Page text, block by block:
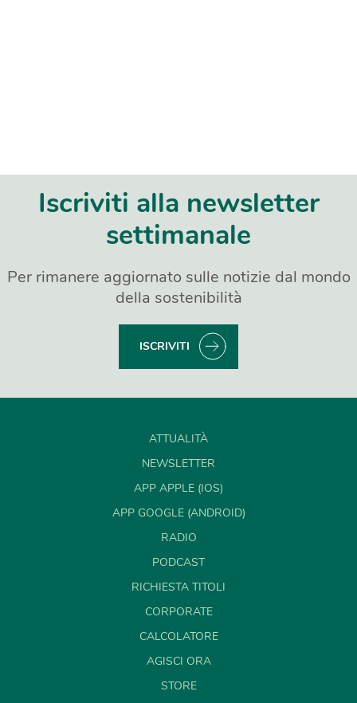
Iscriviti alla newsletter
settimanale
Per rimanere aggiornato sulle notizie dal mondo
della sostenibilità
ISCRIVITI
ATTUALITÀ
NEWSLETTER
APP APPLE (IOS)
APP GOOGLE (ANDROID)
RADIO
PODCAST
RICHIESTA TITOLI
CORPORATE
CALCOLATORE
AGISCI ORA
STORE